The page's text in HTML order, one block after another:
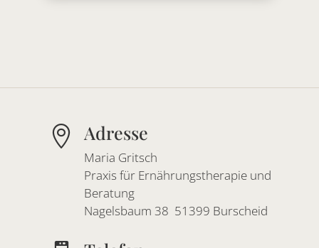
 Adresse
Maria Gritsch
Praxis für Ernährungstherapie und
Beratung
Nagelsbaum 38 51399 Burscheid